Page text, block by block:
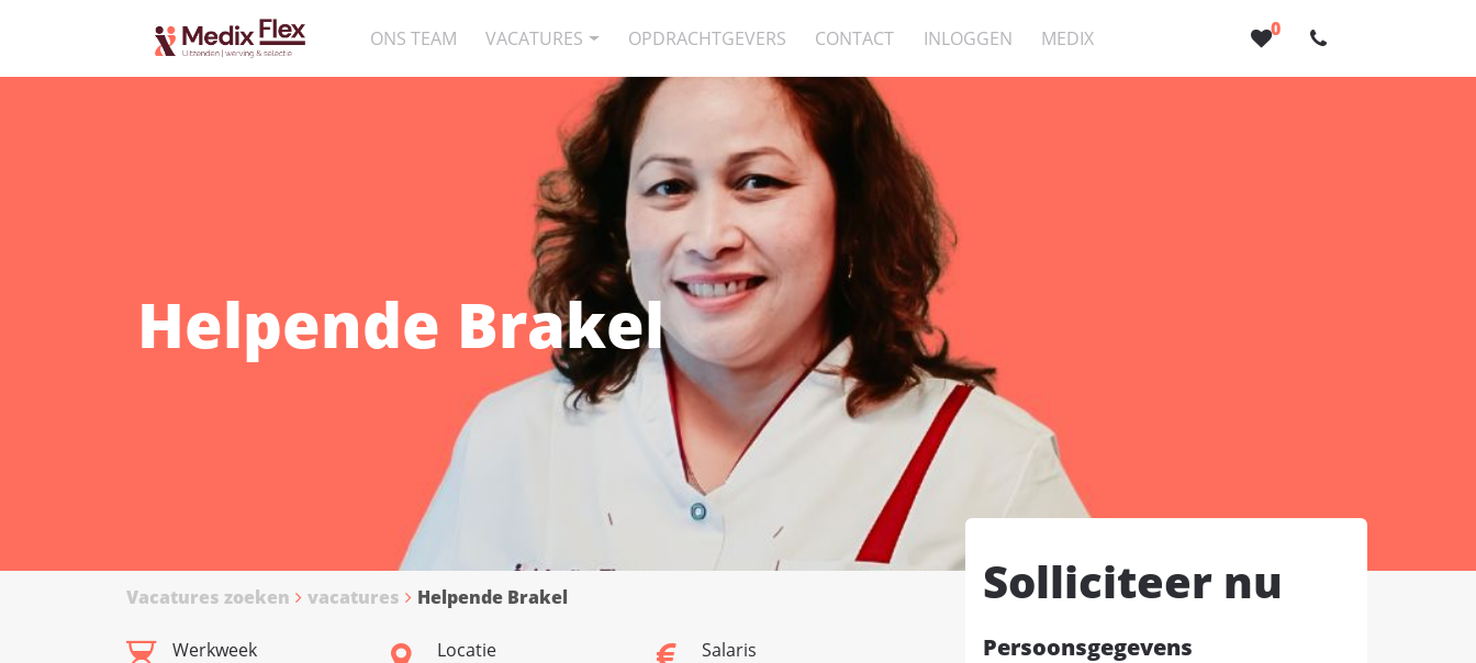
ONS TEAM VACATURES OPDRACHTGEVERS CONTACT INLOGGEN MEDIX 0
Helpende Brakel
Vacatures zoeken vacatures Helpende Brakel
Werkweek
Locatie
Salaris
Solliciteer nu
Persoonsgegevens